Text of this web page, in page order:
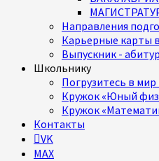
Направления
Карьерные карты
Выпускник -
Школьнику
Погрузитесь в
Кружок «Юный
Кружок
Контакты
VK
MAX